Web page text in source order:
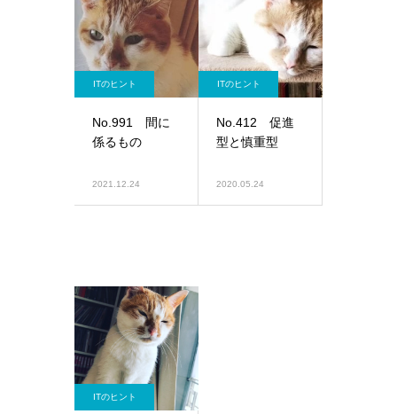
ITのヒント
No.991 間に
係るもの
2021.12.24
ITのヒント
No.412 促進
型と慎重型
2020.05.24
ITのヒント